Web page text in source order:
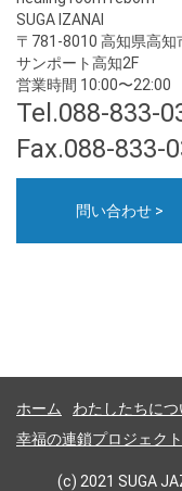
SUGA IZANAI
〒781-8010 高知県高
サンポート高知2F
営業時間 10:00〜22:00
Tel.088-833-
Fax.088-833-
問い合わせ >
ホーム わたしたちにつ
幸福の連鎖プロジェクト
(c) 2021 SUGA